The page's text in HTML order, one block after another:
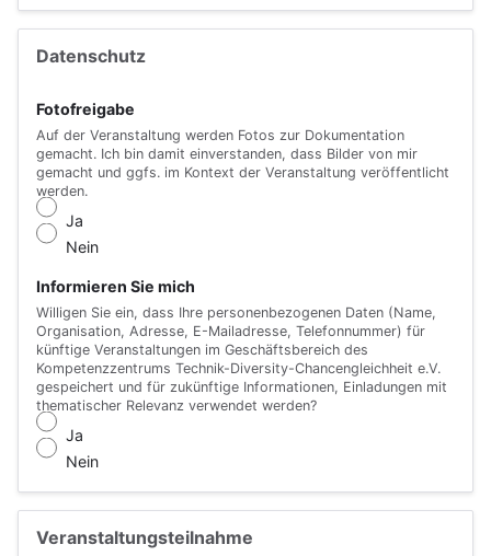
Datenschutz
Fotofreigabe
Auf der Veranstaltung werden Fotos zur Dokumentation
gemacht. Ich bin damit einverstanden, dass Bilder von mir
gemacht und ggfs. im Kontext der Veranstaltung veröffentlicht
werden.
Ja
Nein
Informieren Sie mich
Willigen Sie ein, dass Ihre personenbezogenen Daten (Name,
Organisation, Adresse, E-Mailadresse, Telefonnummer) für
künftige Veranstaltungen im Geschäftsbereich des
Kompetenzzentrums Technik-Diversity-Chancengleichheit e.V.
gespeichert und für zukünftige Informationen, Einladungen mit
thematischer Relevanz verwendet werden?
Ja
Nein
Veranstaltungsteilnahme